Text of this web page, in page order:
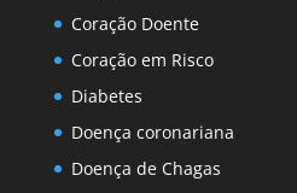
Coração Doente
Coração em Risco
Diabetes
Doença coronariana
Doença de Chagas